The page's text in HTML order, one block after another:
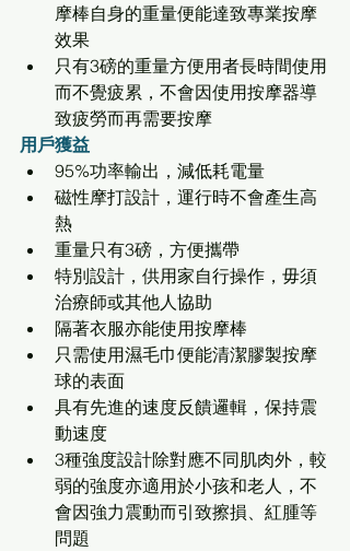
摩棒自身的重量便能達致專業按摩
效果
只有3磅的重量方便用者長時間使用
而不覺疲累，不會因使用按摩器導
致疲勞而再需要按摩
用戶獲益
95%功率輸出，減低耗電量
磁性摩打設計，運行時不會產生高
熱
重量只有3磅，方便攜帶
特別設計，供用家自行操作，毋須
治療師或其他人協助
隔著衣服亦能使用按摩棒
只需使用濕毛巾便能清潔膠製按摩
球的表面
具有先進的速度反饋邏輯，保持震
動速度
3種強度設計除對應不同肌肉外，較
弱的強度亦適用於小孩和老人，不
會因強力震動而引致擦損、紅腫等
問題